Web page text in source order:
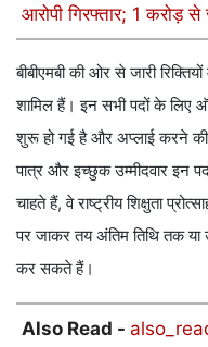
आरोपी गिरफ्तार; 1 करोड़ से
बीबीएमबी की ओर से जारी
शामिल हैं। इन सभी पदों के लिए
शुरू हो गई है और अप्लाई करने
पात्र और इच्छुक उम्मीदवार इन
चाहते हैं, वे राष्ट्रीय शिक्षुता
पर जाकर तय अंतिम तिथि तक
कर सकते हैं।
Also Read -